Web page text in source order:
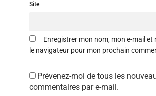
Site
Enregistrer mon nom, mon e-mail et
le navigateur pour mon prochain
Prévenez-moi de tous les
commentaires par e-mail.